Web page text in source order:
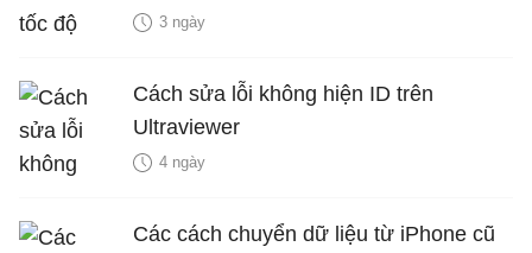
3 ngày
Cách sửa lỗi không hiện ID trên
Ultraviewer
4 ngày
Các cách chuyển dữ liệu từ iPhone cũ